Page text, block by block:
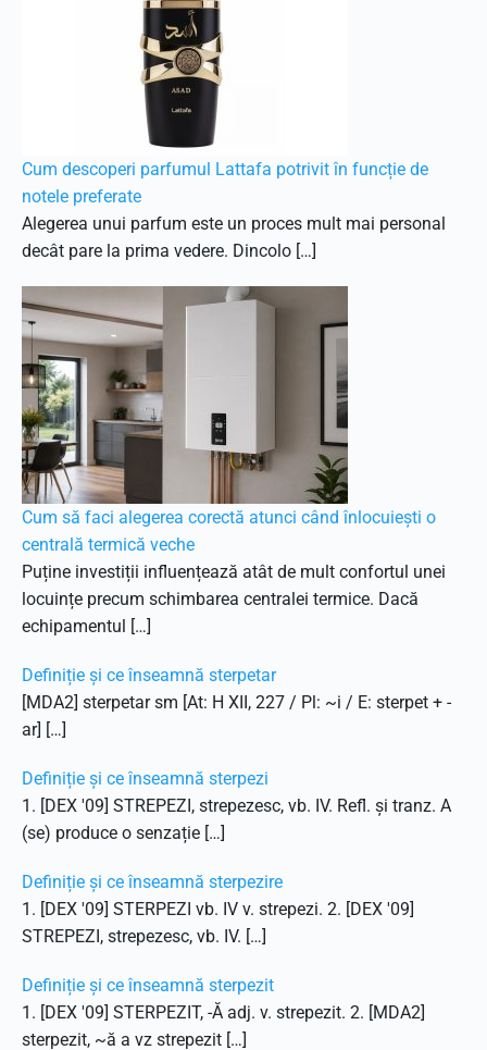
Cum descoperi parfumul Lattafa potrivit în funcție de
notele preferate
Alegerea unui parfum este un proces mult mai personal
decât pare la prima vedere. Dincolo […]
Cum să faci alegerea corectă atunci când înlocuiești o
centrală termică veche
Puține investiții influențează atât de mult confortul unei
locuințe precum schimbarea centralei termice. Dacă
echipamentul […]
Definiție și ce înseamnă sterpetar
[MDA2] sterpetar sm [At: H XII, 227 / Pl: ~i / E: sterpet + -
ar] […]
Definiție și ce înseamnă sterpezi
1. [DEX '09] STREPEZI, strepezesc, vb. IV. Refl. și tranz. A
(se) produce o senzație […]
Definiție și ce înseamnă sterpezire
1. [DEX '09] STERPEZI vb. IV v. strepezi. 2. [DEX '09]
STREPEZI, strepezesc, vb. IV. […]
Definiție și ce înseamnă sterpezit
1. [DEX '09] STERPEZIT, -Ă adj. v. strepezit. 2. [MDA2]
sterpezit, ~ă a vz strepezit […]